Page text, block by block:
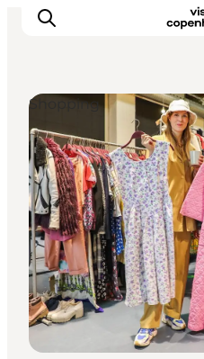
Aktivitäten
Essen und Trinken
Planen
Shopping